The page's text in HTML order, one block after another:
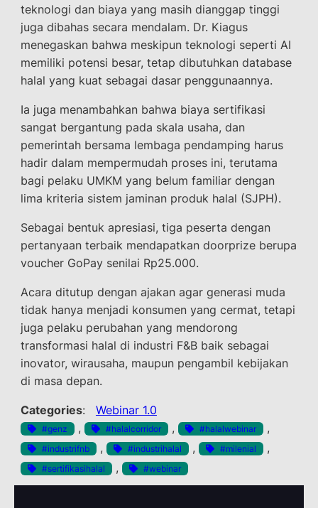
teknologi dan biaya yang masih dianggap tinggi
juga dibahas secara mendalam. Dr. Kiagus
menegaskan bahwa meskipun teknologi seperti AI
memiliki potensi besar, tetap dibutuhkan database
halal yang kuat sebagai dasar penggunaannya.
Ia juga menambahkan bahwa biaya sertifikasi
sangat bergantung pada skala usaha, dan
pemerintah bersama lembaga pendamping harus
hadir dalam mempermudah proses ini, terutama
bagi pelaku UMKM yang belum familiar dengan
lima kriteria sistem jaminan produk halal (SJPH).
Sebagai bentuk apresiasi, tiga peserta dengan
pertanyaan terbaik mendapatkan doorprize berupa
voucher GoPay senilai Rp25.000.
Acara ditutup dengan ajakan agar generasi muda
tidak hanya menjadi konsumen yang cermat, tetapi
juga pelaku perubahan yang mendorong
transformasi halal di industri F&B baik sebagai
inovator, wirausaha, maupun pengambil kebijakan
di masa depan.
Categories: Webinar 1.0
#genz , #halalcorridor , #halalwebinar ,
#industrifnb , #industrihalal , #milenial ,
#sertifikasihalal , #webinar